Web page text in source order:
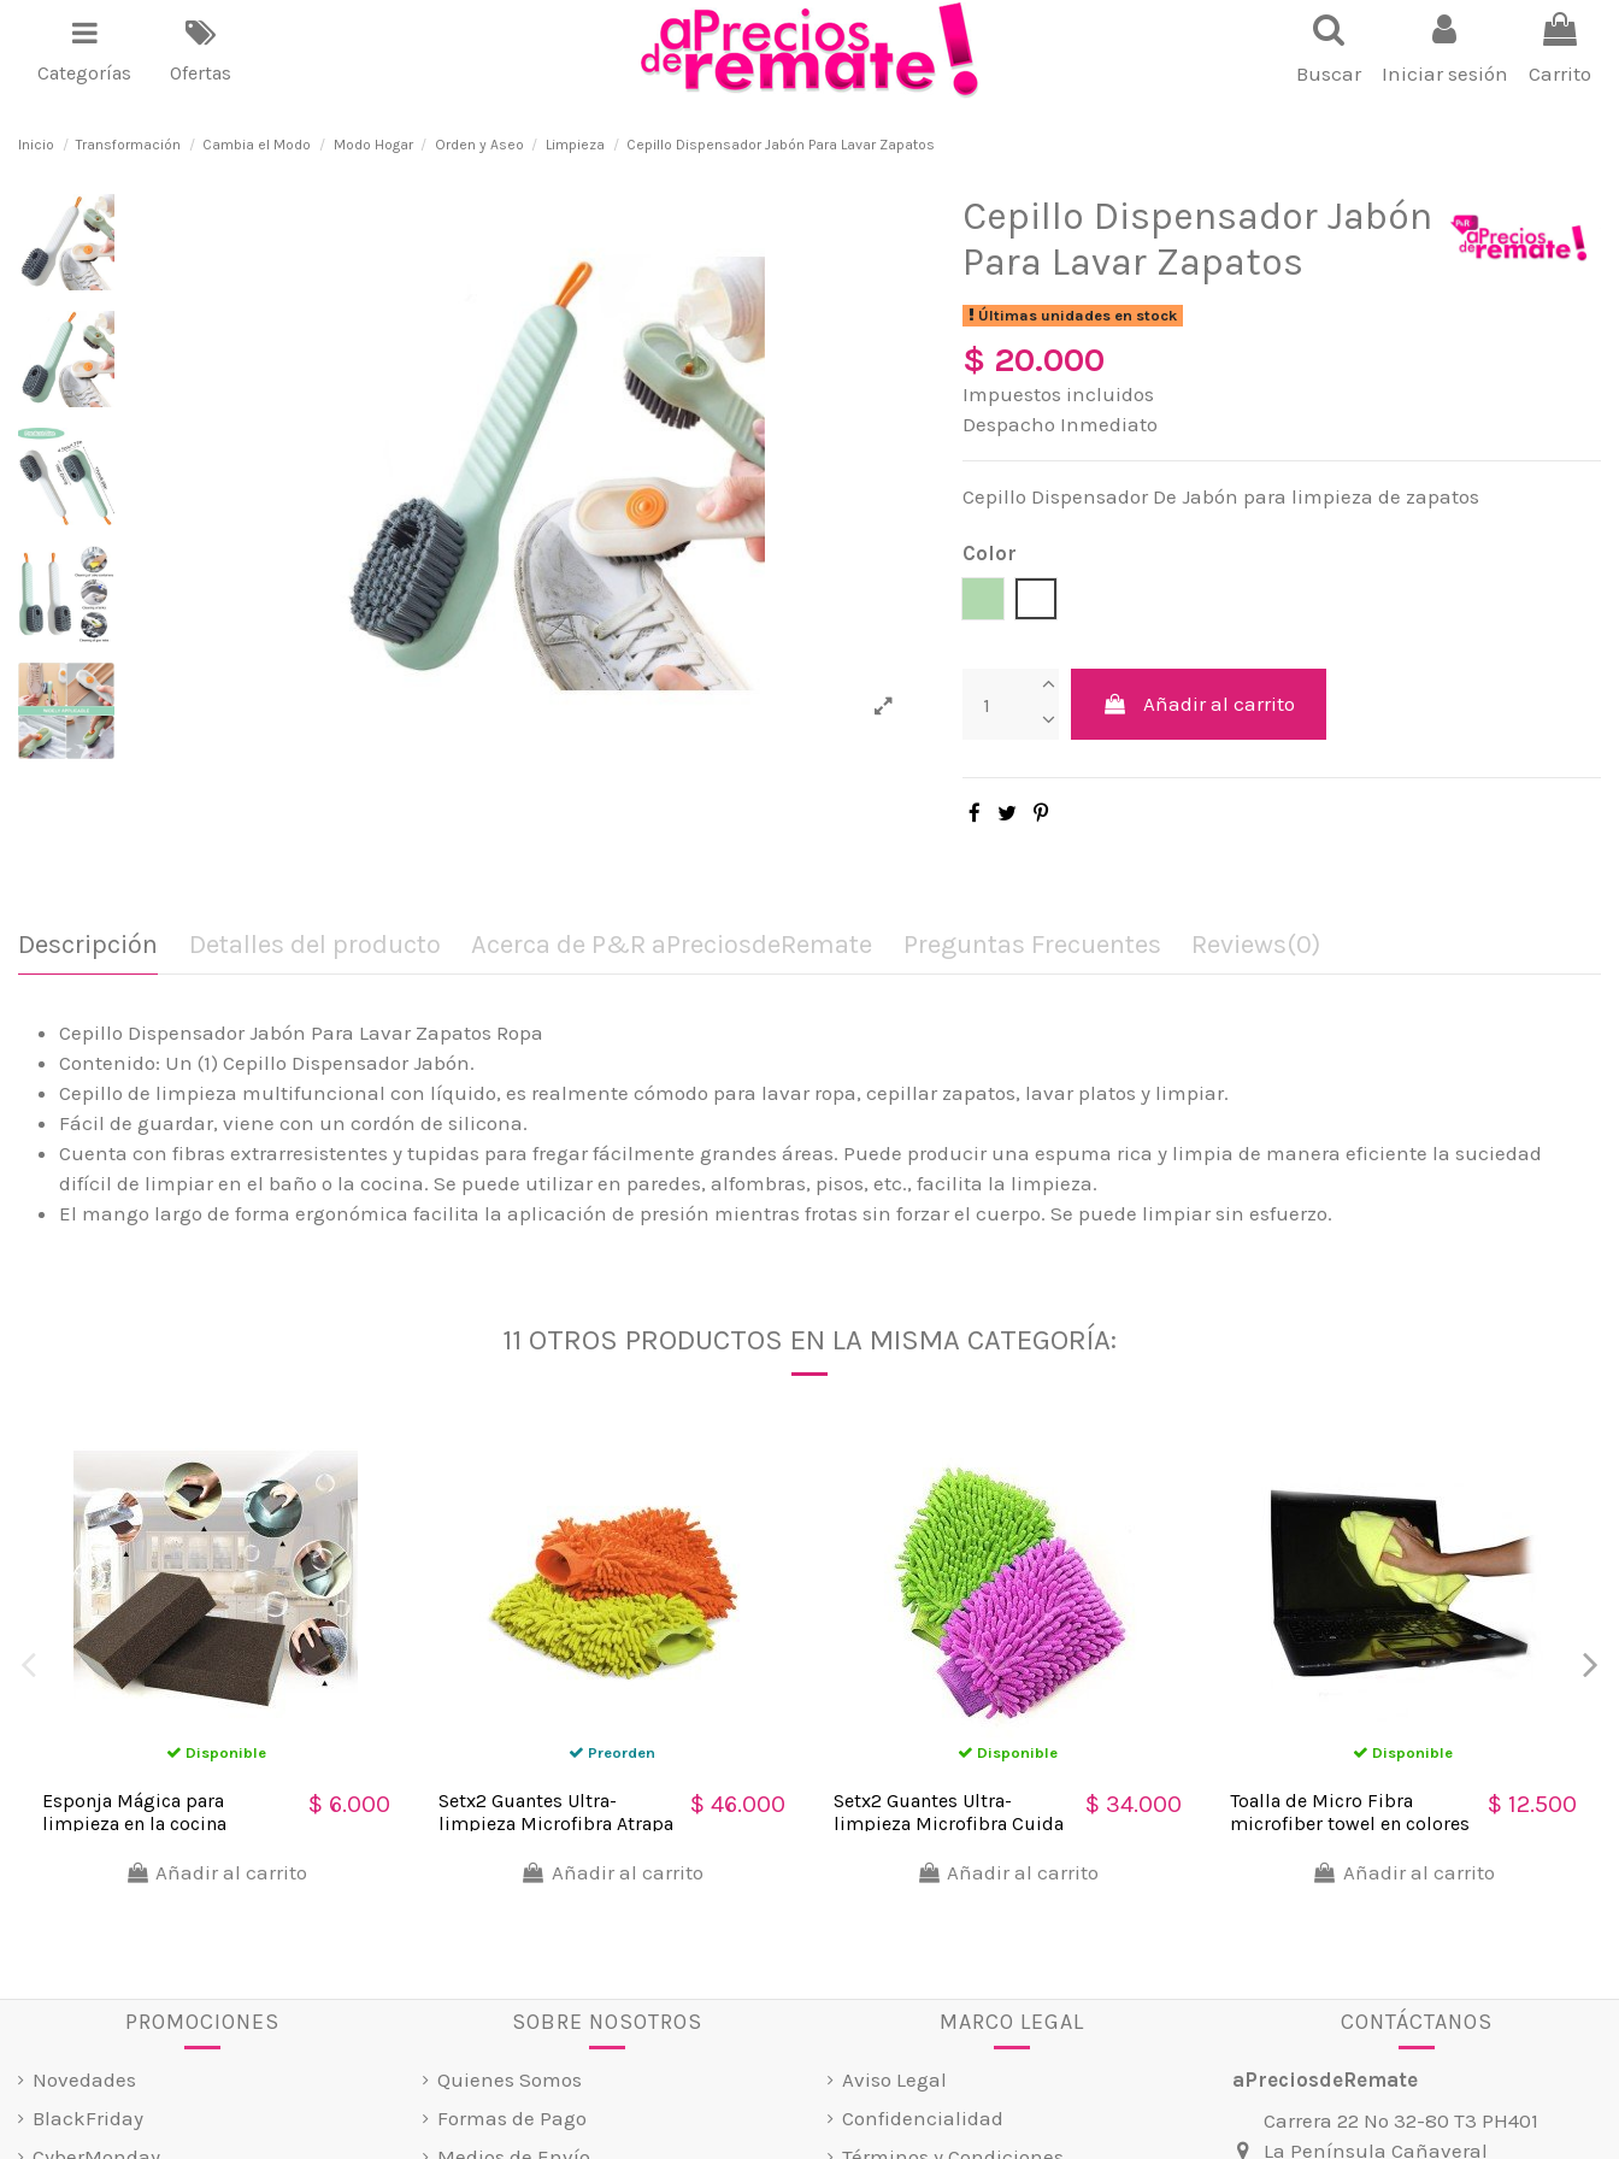
Categorías Ofertas Buscar Iniciar sesión Carrito
Inicio Transformación Cambia el Modo Modo Hogar Orden y Aseo Limpieza Cepillo Dispensador Jabón Para Lavar Zapatos
Cepillo Dispensador Jabón
Para Lavar Zapatos
Últimas unidades en stock
$ 20.000
Impuestos incluidos
Despacho Inmediato
Cepillo Dispensador De Jabón para limpieza de zapatos
Color
Añadir al carrito
Descripción Detalles del producto Acerca de P&R aPreciosdeRemate Preguntas Frecuentes Reviews(0)
Cepillo Dispensador Jabón Para Lavar Zapatos Ropa
Contenido: Un (1) Cepillo Dispensador Jabón.
Cepillo de limpieza multifuncional con líquido, es realmente cómodo para lavar ropa, cepillar zapatos, lavar platos y limpiar.
Fácil de guardar, viene con un cordón de silicona.
Cuenta con fibras extrarresistentes y tupidas para fregar fácilmente grandes áreas. Puede producir una espuma rica y limpia de manera eficiente la suciedad
difícil de limpiar en el baño o la cocina. Se puede utilizar en paredes, alfombras, pisos, etc., facilita la limpieza.
El mango largo de forma ergonómica facilita la aplicación de presión mientras frotas sin forzar el cuerpo. Se puede limpiar sin esfuerzo.
11 OTROS PRODUCTOS EN LA MISMA CATEGORÍA:
Disponible
Esponja Mágica para
limpieza en la cocina
$ 6.000
Añadir al carrito
Preorden
Setx2 Guantes Ultra-
limpieza Microfibra Atrapa
$ 46.000
Añadir al carrito
Disponible
Setx2 Guantes Ultra-
limpieza Microfibra Cuida
$ 34.000
Añadir al carrito
Disponible
Toalla de Micro Fibra
microfiber towel en colores
$ 12.500
Añadir al carrito
PROMOCIONES
Novedades
BlackFriday
SOBRE NOSOTROS
Quienes Somos
Formas de Pago
MARCO LEGAL
Aviso Legal
Confidencialidad
CONTÁCTANOS
aPreciosdeRemate
Carrera 22 No 32-80 T3 PH401
La Península Cañaveral